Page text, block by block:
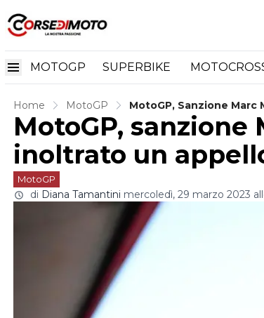
MOTOGP SUPERBIKE
Home MotoGP MotoGP, Sanzione Marc
MotoGP, sanzione
inoltrato un
MotoGP
di Diana Tamantini mercoledì, 29 marzo 2023